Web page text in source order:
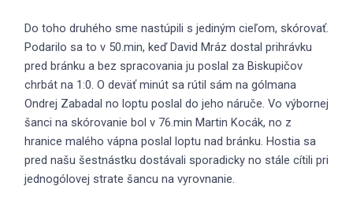
Do toho druhého sme nastúpili s jediným cieľom, skórovať.
Podarilo sa to v 50.min, keď David Mráz dostal prihrávku
pred bránku a bez spracovania ju poslal za Biskupičov
chrbát na 1:0. O deväť minút sa rútil sám na gólmana
Ondrej Zabadal no loptu poslal do jeho náruče. Vo výbornej
šanci na skórovanie bol v 76.min Martin Kocák, no z
hranice malého vápna poslal loptu nad bránku. Hostia sa
pred našu šestnástku dostávali sporadicky no stále cítili pri
jednogólovej strate šancu na vyrovnanie.